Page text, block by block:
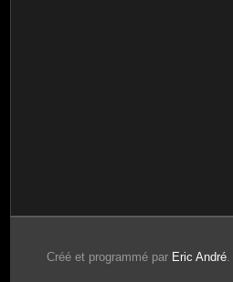
Créé et programmé par Eric André